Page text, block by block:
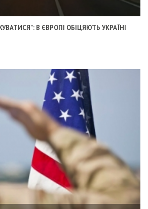
В ЄВРОПІ ОБІЦЯЮТЬ УКРАЇНІ